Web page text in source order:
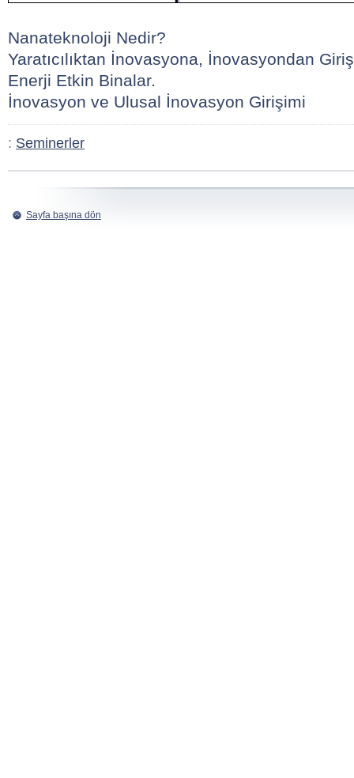
Nanateknoloji Nedir?
Yaratıcılıktan İnovasyona, İnovasyondan
Enerji Etkin Binalar.
İnovasyon ve Ulusal İnovasyon Girişimi
: Seminerler
Sayfa başına dön